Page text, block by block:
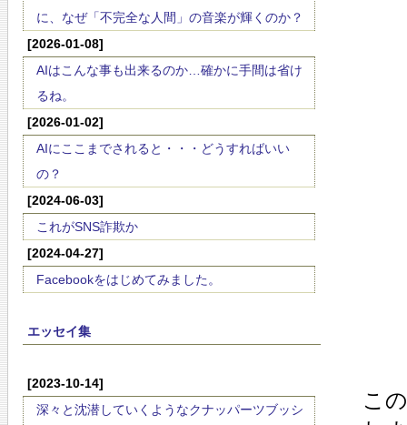
に、なぜ「不完全な人間」の音楽が輝くのか？
[2026-01-08]
AIはこんな事も出来るのか…確かに手間は省け
るね。
[2026-01-02]
AIにここまでされると・・・どうすればいい
の？
[2024-06-03]
これがSNS詐欺か
[2024-04-27]
Facebookをはじめてみました。
エッセイ集
[2023-10-14]
深々と沈潜していくようなクナッパーツブッシ
こ